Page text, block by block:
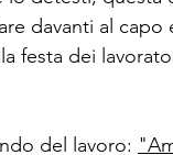
davanti al capo
festa dei
del lavoro: